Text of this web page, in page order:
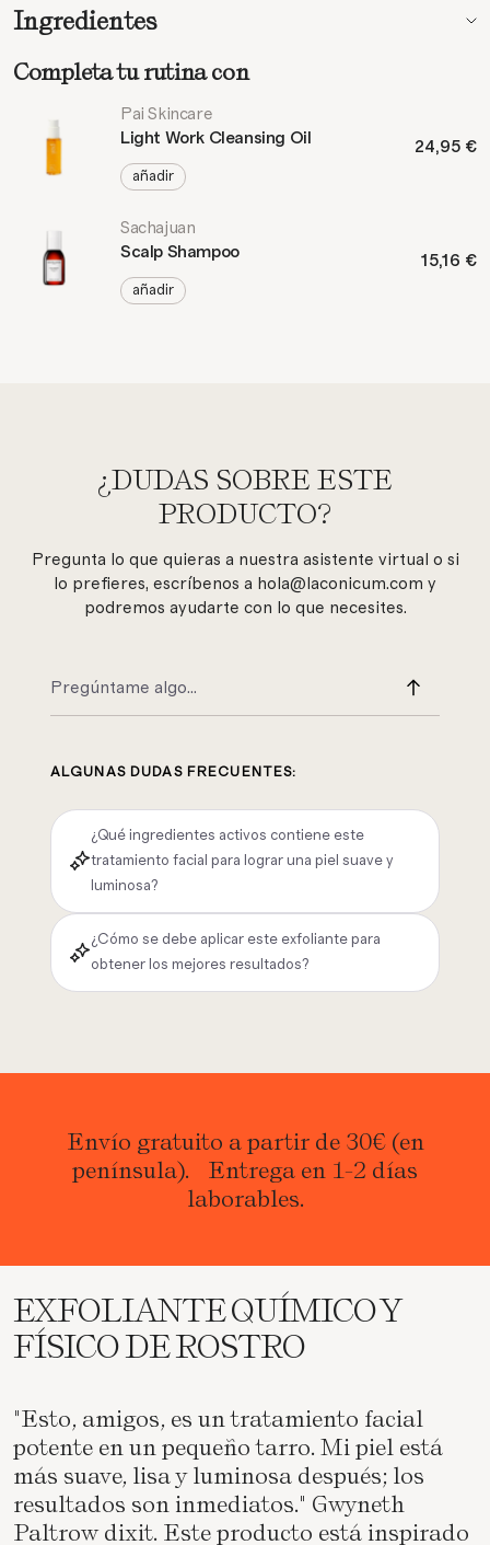
Ingredientes
Completa tu rutina con
Pai Skincare
Light Work Cleansing Oil
añadir
24,95 €
Sachajuan
Scalp Shampoo
añadir
15,16 €
¿DUDAS SOBRE ESTE
PRODUCTO?
Pregunta lo que quieras a nuestra asistente virtual o si
lo prefieres, escríbenos a hola@laconicum.com y
podremos ayudarte con lo que necesites.
ALGUNAS DUDAS FRECUENTES:
¿Qué ingredientes activos contiene este
tratamiento facial para lograr una piel suave y
luminosa?
¿Cómo se debe aplicar este exfoliante para
obtener los mejores resultados?
Envío gratuito a partir de 30€ (en
península). Entrega en 1-2 días
laborables.
EXFOLIANTE QUÍMICO Y
FÍSICO DE ROSTRO
"Esto, amigos, es un tratamiento facial
potente en un pequeño tarro. Mi piel está
más suave, lisa y luminosa después; los
resultados son inmediatos." Gwyneth
Paltrow dixit. Este producto está inspirado